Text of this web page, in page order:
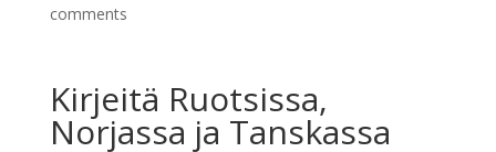
comments
Kirjeitä Ruotsissa,
Norjassa ja Tanskassa